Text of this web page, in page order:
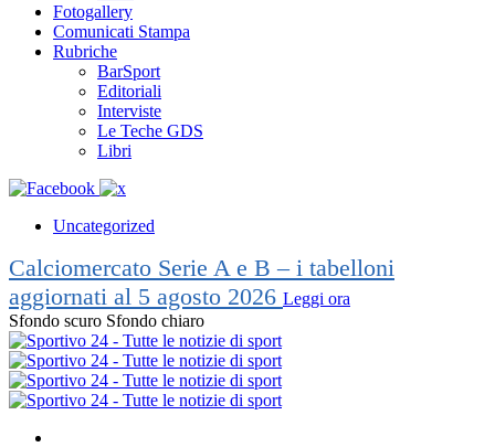
Fotogallery
Comunicati Stampa
Rubriche
BarSport
Editoriali
Interviste
Le Teche GDS
Libri
Uncategorized
Calciomercato Serie A e B – i tabelloni
aggiornati al 5 agosto 2026 Leggi ora
Sfondo scuro Sfondo chiaro